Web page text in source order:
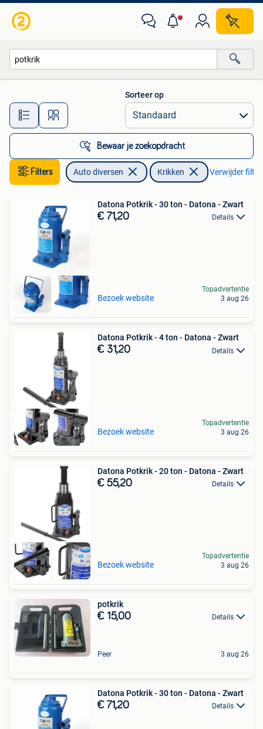
Alle afstanden…
Sorteer op
Bewaar je zoekopdracht
Filters Auto diversen Krikken Verwijder
Datona Potkrik - 30 ton - Datona - Zwart
€ 71,20 Details
Bezoek website
Topadvertentie
3 aug 26
Datona Potkrik - 4 ton - Datona - Zwart
€ 31,20 Details
Bezoek website
Topadvertentie
3 aug 26
Datona Potkrik - 20 ton - Datona - Zwart
€ 55,20 Details
Bezoek website
Topadvertentie
3 aug 26
potkrik
€ 15,00 Details
Peer 3 aug 26
Datona Potkrik - 30 ton - Datona - Zwart
€ 71,20 Details